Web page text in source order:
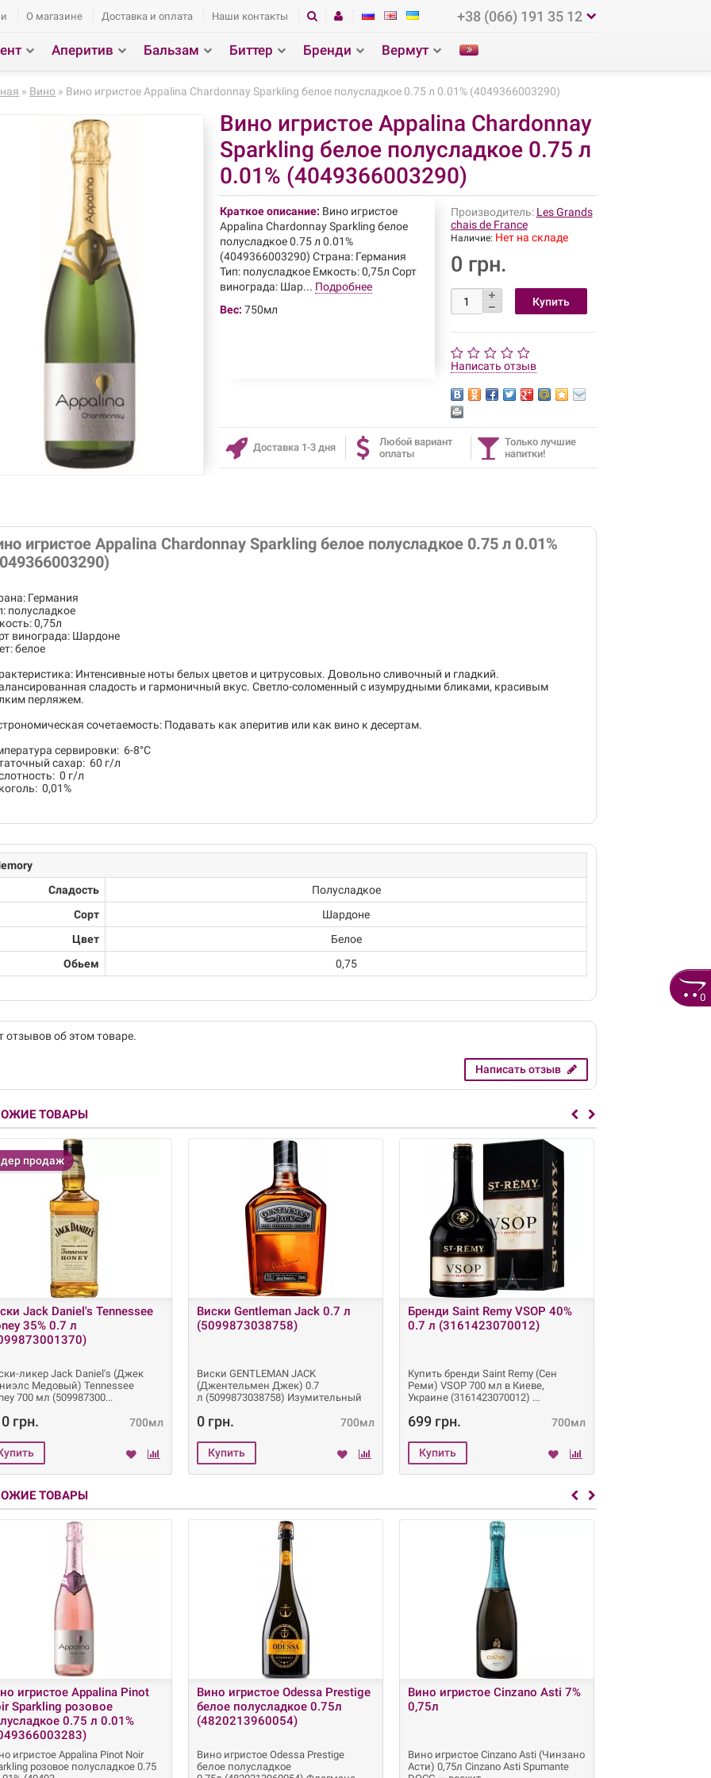
+38 (066) 191 35 12
О магазине Доставка и оплата Наши контакты
Аперитив Бальзам Биттер Бренди Вермут
0
Поиск
» Вино » Вино игристое Appalina Chardonnay Sparkling белое полусладкое 0.75 л 0.01% (4049366003290)
Вино игристое Appalina Chardonnay
Sparkling белое полусладкое 0.75 л
0.01% (4049366003290)
Краткое описание: Вино игристое
Appalina Chardonnay Sparkling белое
полусладкое 0.75 л 0.01%
(4049366003290) Страна: Германия
Тип: полусладкое Емкость: 0,75л Сорт
винограда: Шар... Подробнее
Вес:750мл
Производитель: Les Grands
chais de France
Наличие: Нет на складе
0 грн.
Написать отзыв
Доставка 1-3 дня
Любой вариант
оплаты
Только лучшие
напитки!
игристое Appalina Chardonnay Sparkling белое полусладкое 0.75 л 0.01%
Германия
полусладкое
0,75л
винограда: Шардоне
белое
Интенсивные ноты белых цветов и цитрусовых. Довольно сливочный и гладкий.
сладость и гармоничный вкус. Светло-соломенный с изумрудными бликами, красивым
перляжем.
сочетаемость: Подавать как аперитив или как вино к десертам.
сервировки: 6-8°C
сахар: 60 г/л
0 г/л
0,01%
Сладость
Полусладкое
Сорт
Шардоне
Цвет
Белое
Обьем
0,75
отзывов об этом товаре.
Написать отзыв
ТОВАРЫ
продаж
Jack Daniel's Tennessee
35% 0.7 л
ликер Jack Daniel's (Джек
Медовый) Tennessee
700 мл (509987300
700мл
грн.
Виски Gentleman Jack 0.7 л
(5099873038758)
Виски GENTLEMAN JACK
(Джентельмен Джек) 0.7
л (5099873038758) Изумительный
700мл
0 грн.
Бренди Saint Remy VSOP 40%
0.7 л (3161423070012)
Купить бренди Saint Remy (Сен
Реми) VSOP 700 мл в Киеве,
Украине (3161423070012)
700мл
699 грн.
ТОВАРЫ
игристое Appalina Pinot
Sparkling розовое
0.75 л 0.01%
игристое Appalina Pinot Noir
розовое полусладкое 0.75
Вино игристое Odessa Prestige
белое полусладкое 0.75л
(4820213960054)
Вино игристое Odessa Prestige
белое полусладкое
Вино игристое Cinzano Asti 7%
0,75л
Вино игристое Cinzano Asti (Чинзано
Асти) 0,75л Cinzano Asti Spumante